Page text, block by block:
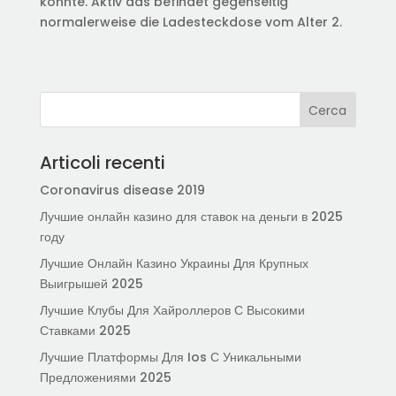
normalerweise die Ladesteckdose vom Alter 2.
Articoli recenti
Coronavirus disease 2019
Лучшие онлайн казино для ставок на деньги в 2025
году
Лучшие Онлайн Казино Украины Для Крупных
Выигрышей 2025
Лучшие Клубы Для Хайроллеров С Высокими
Ставками 2025
Лучшие Платформы Для Ios С Уникальными
Предложениями 2025